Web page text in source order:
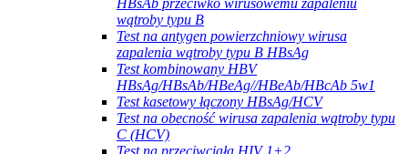
HBsAb przeciwko wirusowemu zapaleniu
wątroby typu B
Test na antygen powierzchniowy wirusa
zapalenia wątroby typu B HBsAg
Test kombinowany HBV
HBsAg/HBsAb/HBeAg//HBeAb/HBcAb 5w1
Test kasetowy łączony HBsAg/HCV
Test na obecność wirusa zapalenia wątroby typu
C (HCV)
Test na przeciwciała HIV 1+2